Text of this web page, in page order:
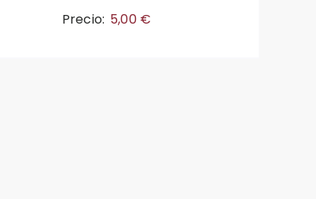
Precio: 5,00 €